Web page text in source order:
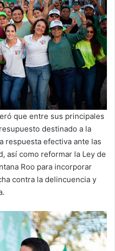
que entre sus principales
destinado a la
respuesta efectiva ante las
así como reformar la Ley de
Roo para incorporar
contra la delincuencia y